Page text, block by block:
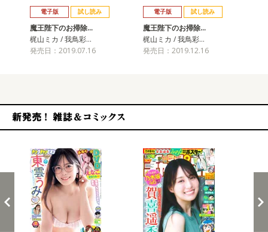
電子版 試し読み
魔王陛下のお掃除…
梶山ミカ / 我鳥彩…
発売日：2019.07.16
電子版 試し読み
魔王陛下のお掃除…
梶山ミカ / 我鳥彩…
発売日：2019.12.16